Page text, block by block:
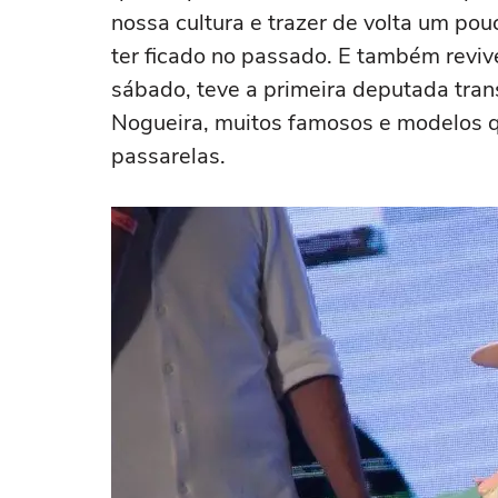
nossa cultura e trazer de volta um
ter ficado no passado. E também
sábado, teve a primeira deputada
Nogueira, muitos famosos e
passarelas.